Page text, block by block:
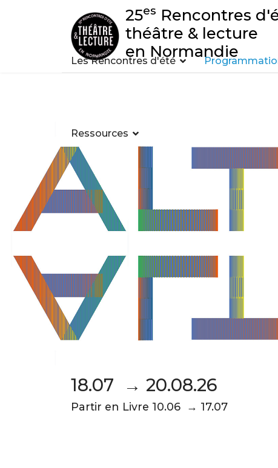
25es Rencontres
théâtre & lecture
en Normandie
Les Rencontres d'été
Ressources
18.07 → 20.08.26
Partir en Livre 10.06 → 17.07